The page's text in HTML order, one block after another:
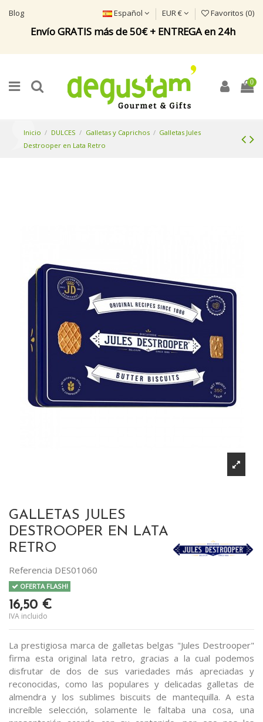
Blog
Envío GRATIS más de 50€ + ENTREGA en 24h
Español EUR € Favoritos (0)
0
Inicio DULCES Galletas y Caprichos
Galletas Jules
Destrooper en Lata Retro
GALLETAS JULES
DESTROOPER EN LATA
RETRO
Referencia DES01060
OFERTA FLASH!
16,50 €
IVA incluido
La prestigiosa marca de galletas belgas "Jules Destrooper"
firma esta original lata retro, gracias a la cual podemos
disfrutar de dos de sus variedades más apreciadas y
reconocidas, como las populares y delicadas galletas de
almendra y los sublimes biscuits de mantequilla. A esta
increíble selección, solamente le faltaba una cosa, una